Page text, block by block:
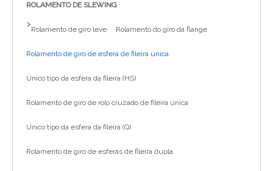
ROLAMENTO DE SLEWING
>
Rolamento de giro leve Rolamento do giro da flange
Rolamento de giro de esfera de fileira única
Único tipo da esfera da fileira (HS)
Rolamento de giro de rolo cruzado de fileira única
Único tipo da esfera da fileira (Q)
Rolamento de giro de esferas de fileira dupla